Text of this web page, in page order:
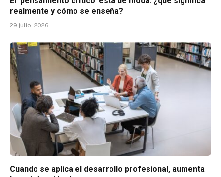
realmente y cómo se enseña?
29 julio, 2026
Cuando se aplica el desarrollo profesional, aumenta